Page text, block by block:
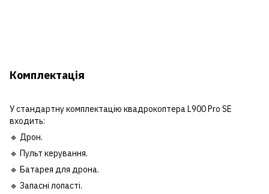
Комплектація
У стандартну комплектацію квадрокоптера L900 Pro SE
входить:
🔹 Дрон.
🔹 Пульт керування.
🔹 Батарея для дрона.
🔹 Запасні лопасті.